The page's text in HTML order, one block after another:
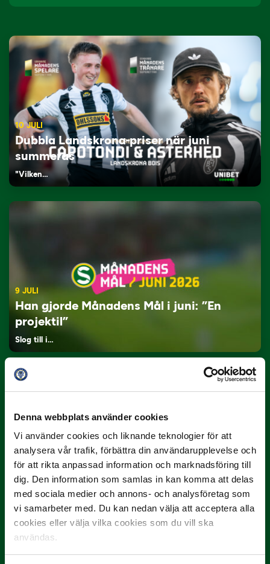
Denna webbplats använder cookies
Vi använder cookies och liknande teknologier för att
analysera vår trafik, förbättra din användarupplevelse och
för att rikta anpassad information och marknadsföring till
dig. Den information som samlas in kan komma att delas
med sociala medier och annons- och analysföretag som
vi samarbeter med. Du kan nedan välja att acceptera alla
cookies eller välja vilka cookies som du vill ska
användas.
10 JULI
Dubbla Landskrona-priser när juni
summeras
"Vilken…
9 JULI
Han gjorde Månadens Mål i juni: ”En
projektil”
Slog till i…
Rösta på Månadens Spelare i juni
Yttrar gör…